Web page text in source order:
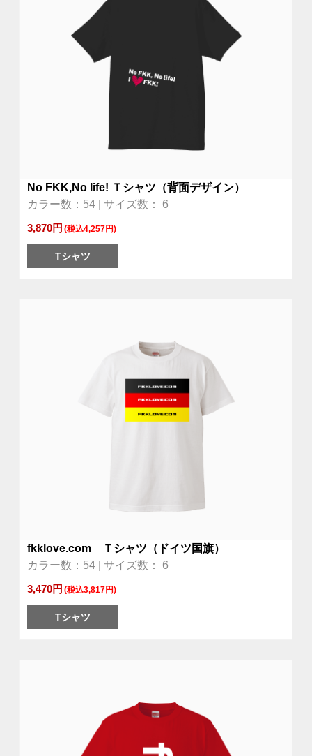
No FKK,No life! Ｔシャツ（背面デザイン）
カラー数：54 | サイズ数： 6
3,870円 (税込4,257円)
Tシャツ
fkklove.com Ｔシャツ（ドイツ国旗）
カラー数：54 | サイズ数： 6
3,470円 (税込3,817円)
Tシャツ